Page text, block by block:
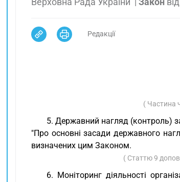
Редакції
( Частина
5. Державний нагляд (контроль)
"Про основні засади державного
визначених цим Законом.
( Статтю 9
6. Моніторинг діяльності